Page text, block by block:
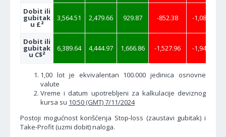
Dobit ili
gubitak
u £²
3,564.51 2,479.66 929.87 -852.38 -1,084.85
Dobit ili
gubitak
u C$²
6,389.64 4,444.97 1,666.86 -1,527.96 -1,944.67
1,00 lot je ekvivalentan 100.000 jedinica osnovne
valute
Vreme i datum upotrebljeni za kalkulacije deviznog
kursa su 10:50 (GMT) 7/11/2024
Postoji mogućnost korišćenja Stop-loss (zaustavi gubitak) i
Take-Profit (uzmi dobit) naloga.